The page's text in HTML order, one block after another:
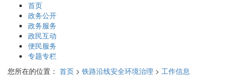
首页
政务公开
政务服务
政民互动
便民服务
专题专栏
您所在的位置： 首页 > 铁路沿线安全环境治理 > 工作信息